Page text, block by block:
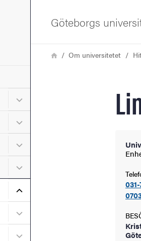
Undermeny för Studera
Undermeny för Forskning
Undermeny för Forskarutbildning
Undermeny för Samverkan och
Undermeny för Om universitetet
Undermeny för Kontakt
Undermeny för Jobba hos oss
Göteborgs
LänkstigHemOm universitetet